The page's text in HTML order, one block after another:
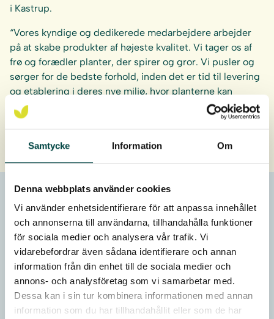
Samtycke Information Om
Denna webbplats använder cookies
Vi använder enhetsidentifierare för att anpassa innehållet
och annonserna till användarna, tillhandahålla funktioner
för sociala medier och analysera vår trafik. Vi
vidarebefordrar även sådana identifierare och annan
information från din enhet till de sociala medier och
annons- och analysföretag som vi samarbetar med.
Dessa kan i sin tur kombinera informationen med annan
information som du har tillhandahållit eller som de har
i Kastrup.
“Vores kyndige og dedikerede medarbejdere arbejder
på at skabe produkter af højeste kvalitet. Vi tager os af
frø og forædler planter, der spirer og gror. Vi pusler og
sørger for de bedste forhold, inden det er tid til levering
og etablering i deres nye miljø, hvor planterne kan
blomstre og tage deres plads.”
Inspirationsbilleder fra produktionen
Kom tættere på vores
hverdag
Kom med og se vores engagement og den omsorg, der
ligger bag hver plante og hver sedummåtte.
I vores nye film følger du med ud i dyrkningsområderne
og ser, hvordan vi arbejder med planter, der etableres